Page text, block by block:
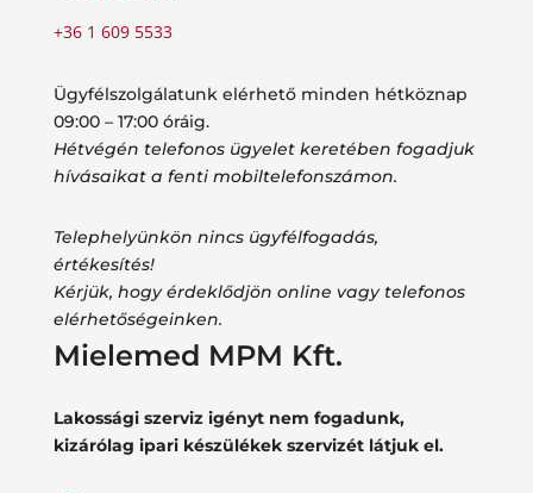
+36 1 609 5533
Ügyfélszolgálatunk elérhető minden hétköznap
09:00 – 17:00 óráig.
Hétvégén telefonos ügyelet keretében fogadjuk
hívásaikat a fenti mobiltelefonszámon.
Telephelyünkön nincs ügyfélfogadás,
értékesítés!
Kérjük, hogy érdeklődjön online vagy telefonos
elérhetőségeinken.
Mielemed MPM Kft.
Lakossági szerviz igényt nem fogadunk,
kizárólag ipari készülékek szervizét látjuk el.